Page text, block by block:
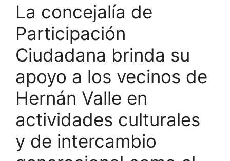
La concejalía de
Participación
Ciudadana brinda su
apoyo a los vecinos de
Hernán Valle en
actividades culturales
y de intercambio